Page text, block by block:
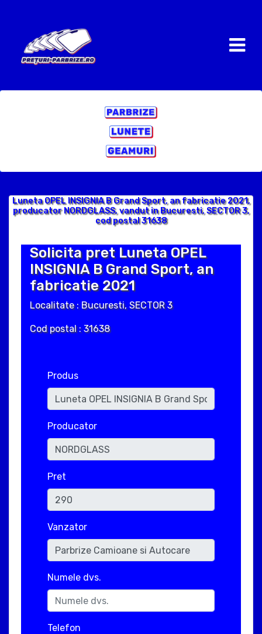
Luneta OPEL INSIGNIA B Grand Sport, an fabricatie 2021,
producator NORDGLASS, vandut in Bucuresti, SECTOR 3,
cod postal 31638
Solicita pret Luneta OPEL
INSIGNIA B Grand Sport, an
fabricatie 2021
Localitate : Bucuresti, SECTOR 3
Cod postal : 31638
Produs
Producator
Pret
Vanzator
Numele dvs.
Telefon